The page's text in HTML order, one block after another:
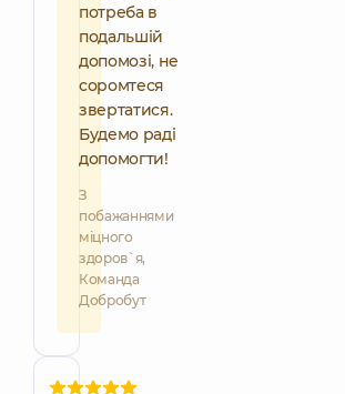
потреба в
подальшій
допомозі, не
соромтеся
звертатися.
Будемо раді
допомогти!
З
побажаннями
міцного
здоров`я,
Команда
Добробут